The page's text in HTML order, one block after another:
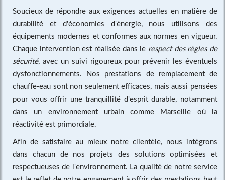
Soucieux de répondre aux exigences actuelles en matière de
durabilité et d'économies d'énergie, nous utilisons des
équipements modernes et conformes aux normes en vigueur.
Chaque intervention est réalisée dans le respect des règles de
sécurité, avec un suivi rigoureux pour prévenir les éventuels
dysfonctionnements. Nos prestations de remplacement de
chauffe-eau sont non seulement efficaces, mais aussi pensées
pour vous offrir une tranquillité d'esprit durable, notamment
dans un environnement urbain comme Marseille où la
réactivité est primordiale.
Afin de satisfaire au mieux notre clientèle, nous intégrons
dans chacun de nos projets des solutions optimisées et
respectueuses de l'environnement. La qualité de notre service